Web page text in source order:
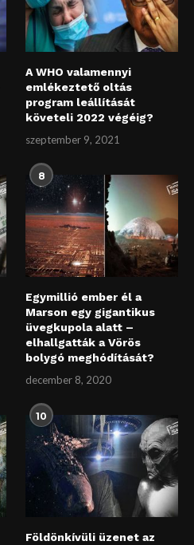
A WHO valamennyi
emlékeztető oltás
program leállítását
követeli 2022 végéig?
szeptember 9, 2021
8
Egymillió ember él a
Marson egy gigantikus
üvegkupola alatt –
elhallgatták a Vörös
bolygó meghódítását?
december 8, 2020
10
Földönkívüli üzenet az